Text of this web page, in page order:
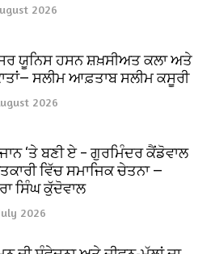
2026
ਯੂਨਿਸ ਹਸਨ ਸ਼ਖ਼ਸੀਅਤ ਕਲਾ ਅਤੇ
ਸਲੀਮ ਆਫ਼ਤਾਬ ਸਲੀਮ ਕਸੂਰੀ
2026
ਜਾਨ ‘ਤੇ ਬਣੀ ਏ – ਗੁਰਮਿੰਦਰ ਕੈਂਡੋਵਾਲ
ਵਿੱਚ ਸਮਾਜਿਕ ਚੇਤਨਾ —
ਸਿੰਘ ਕੁੱਦੋਵਾਲ
2026